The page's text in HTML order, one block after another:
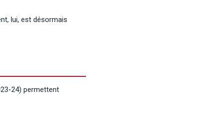
lui, est désormais
24) permettent